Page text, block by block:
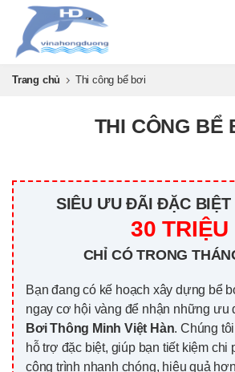
Trang chủ Thi công bể bơi
THI CÔNG BỂ
SIÊU ƯU ĐÃI ĐẶC BIỆT
30 TRIỆU
CHỈ CÓ TRONG
Bạn đang có kế hoạch xây dựng bể
ngay cơ hội vàng để nhận những ưu
Bơi Thông Minh Việt Hàn. Chúng
hỗ trợ đặc biệt, giúp bạn tiết kiệm chi
công trình nhanh chóng, hiệu quả